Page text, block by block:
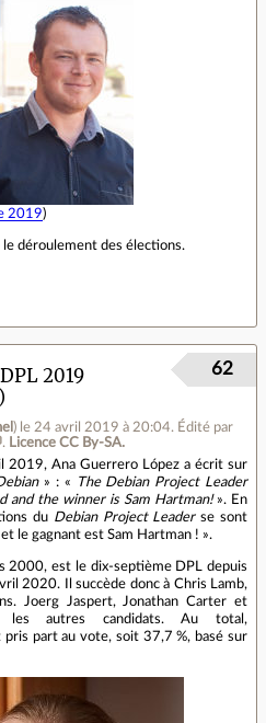
2019)
le déroulement des élections.
2019
) le 24 avril 2019 à 20:04. Édité par
. Licence CC By‑SA.
62
2019, Ana Guerrero López a écrit sur
» : «
The Debian Project Leader
and the winner is Sam Hartman!». En
du Debian Project Leaderse sont
le gagnant est Sam Hartman ! ».
2000, est le dix‐septième DPL depuis
2020. Il succède donc à Chris Lamb,
Joerg Jaspert, Jonathan Carter et
autres candidats. Au total,
part au vote, soit 37,7 %, basé sur